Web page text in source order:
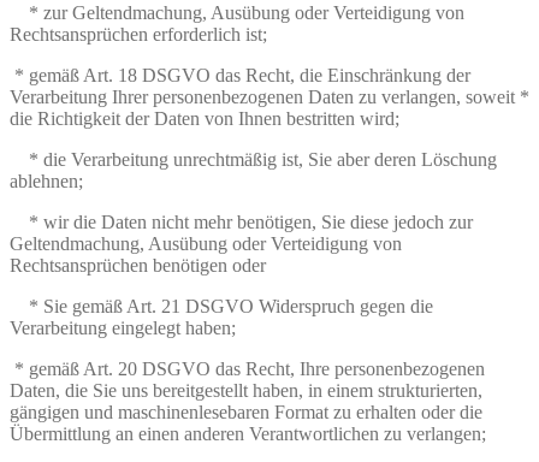
* zur Geltendmachung, Ausübung oder Verteidigung von
Rechtsansprüchen erforderlich ist;
* gemäß Art. 18 DSGVO das Recht, die Einschränkung der
Verarbeitung Ihrer personenbezogenen Daten zu verlangen, soweit *
die Richtigkeit der Daten von Ihnen bestritten wird;
* die Verarbeitung unrechtmäßig ist, Sie aber deren Löschung
ablehnen;
* wir die Daten nicht mehr benötigen, Sie diese jedoch zur
Geltendmachung, Ausübung oder Verteidigung von
Rechtsansprüchen benötigen oder
* Sie gemäß Art. 21 DSGVO Widerspruch gegen die
Verarbeitung eingelegt haben;
* gemäß Art. 20 DSGVO das Recht, Ihre personenbezogenen
Daten, die Sie uns bereitgestellt haben, in einem strukturierten,
gängigen und maschinenlesebaren Format zu erhalten oder die
Übermittlung an einen anderen Verantwortlichen zu verlangen;